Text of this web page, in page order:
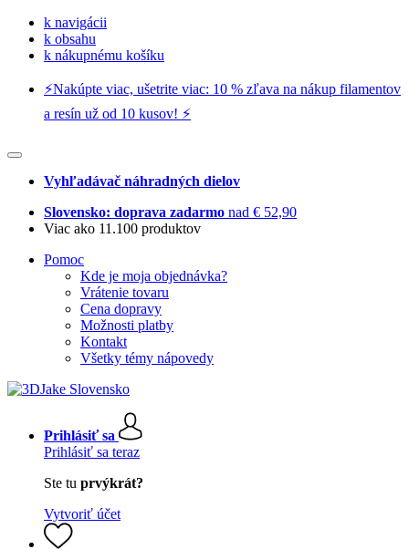
k navigácii
k obsahu
k nákupnému košíku
⚡️Nakúpte viac, ušetrite viac: 10 % zľava na nákup filamentov
a resín už od 10 kusov! ⚡️
Vyhľadávač náhradných dielov
Slovensko: doprava zadarmo nad € 52,90
Viac ako 11.100 produktov
Pomoc
Kde je moja objednávka?
Vrátenie tovaru
Cena dopravy
Možnosti platby
Kontakt
Všetky témy nápovedy
Prihlásiť sa
Prihlásiť sa teraz
Ste tu prvýkrát?
Vytvoriť účet